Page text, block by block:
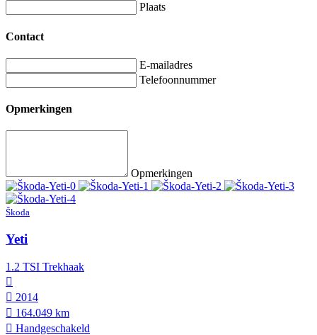
Plaats
Contact
E-mailadres
Telefoonnummer
Opmerkingen
Opmerkingen
Škoda
Yeti
1.2 TSI Trekhaak
2014
164.049 km
Hand­geschakeld